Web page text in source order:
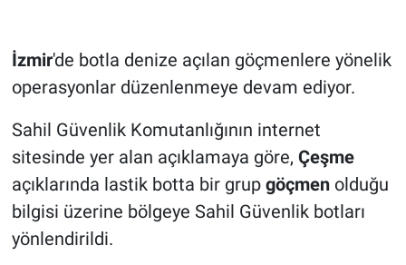
İzmir'de botla denize açılan göçmenlere yönelik
operasyonlar düzenlenmeye devam ediyor.
Sahil Güvenlik Komutanlığının internet
sitesinde yer alan açıklamaya göre, Çeşme
açıklarında lastik botta bir grupgöçmenolduğu
bilgisi üzerine bölgeye Sahil Güvenlik botları
yönlendirildi.